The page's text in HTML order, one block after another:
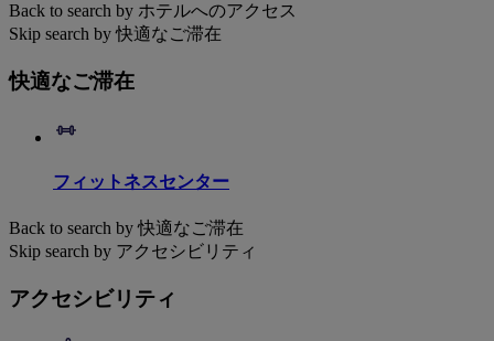
Back to search by ホテルへのアクセス
Skip search by 快適なご滞在
快適なご滞在
フィットネスセンター
Back to search by 快適なご滞在
Skip search by アクセシビリティ
アクセシビリティ